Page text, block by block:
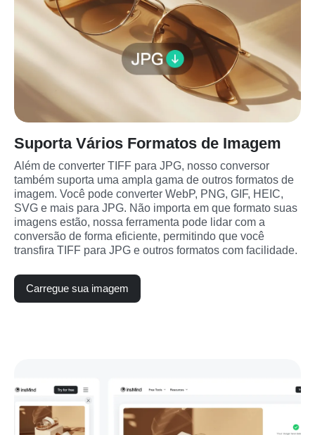
Suporta Vários Formatos de Imagem
Além de converter TIFF para JPG, nosso conversor
também suporta uma ampla gama de outros formatos de
imagem. Você pode converter WebP, PNG, GIF, HEIC,
SVG e mais para JPG. Não importa em que formato suas
imagens estão, nossa ferramenta pode lidar com a
conversão de forma eficiente, permitindo que você
transfira TIFF para JPG e outros formatos com facilidade.
Carregue sua imagem